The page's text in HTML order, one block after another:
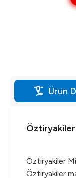
Ürün
Öztiryakiler
Öztiryakiler